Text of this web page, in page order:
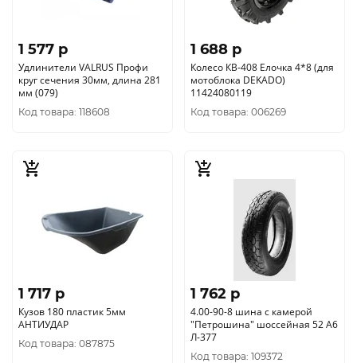
1 577 p
Удлинители VALRUS Профи
круг сечения 30мм, длина 281
мм (079)
Код товара: 118608
1 688 p
Колесо КВ-408 Елочка 4*8 (для
мотоблока DEKADO)
11424080119
Код товара: 006269
1 717 p
Кузов 180 пластик 5мм
АНТИУДАР
Код товара: 087875
1 762 p
4.00-90-8 шина с камерой
"Петрошина" шоссейная 52 А6
Л-377
Код товара: 109372